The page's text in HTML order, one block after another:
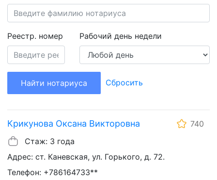
Реестр. номер Рабочий день недели
Найти нотариуса Сбросить
Крикунова Оксана Викторовна
740
Стаж: 3 года
Адрес: ст. Каневская, ул. Горького, д. 72.
Телефон: +786164733**